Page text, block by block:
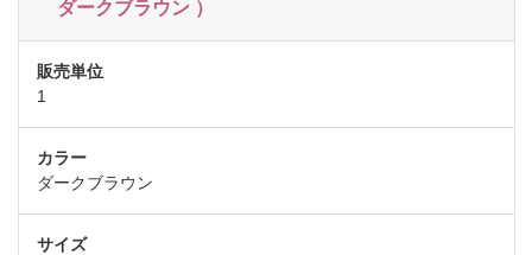
ダークブラウン ）
1
ダークブラウン